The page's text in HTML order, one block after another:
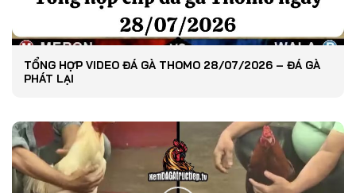
TỔNG HỢP VIDEO ĐÁ GÀ THOMO 28/07/2026 – ĐÁ GÀ
PHÁT LẠI